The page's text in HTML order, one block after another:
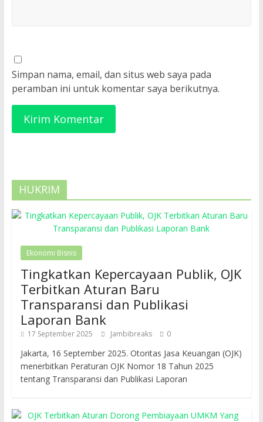
Simpan nama, email, dan situs web saya pada
peramban ini untuk komentar saya berikutnya.
HUKRIM
Ekonomi Bisnis
Tingkatkan Kepercayaan Publik, OJK
Terbitkan Aturan Baru
Transparansi dan Publikasi
Laporan Bank
17 September 2025 Jambibreaks 0
Jakarta, 16 September 2025. Otoritas Jasa Keuangan (OJK)
menerbitkan Peraturan OJK Nomor 18 Tahun 2025
tentang Transparansi dan Publikasi Laporan